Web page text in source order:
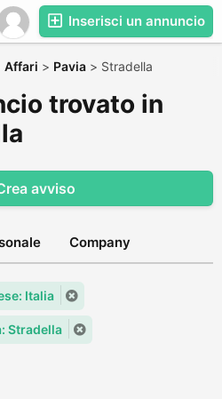
Inserisci un annuncio
Affari > Pavia > Stradella
trovato in
avviso
Company
Italia
Stradella